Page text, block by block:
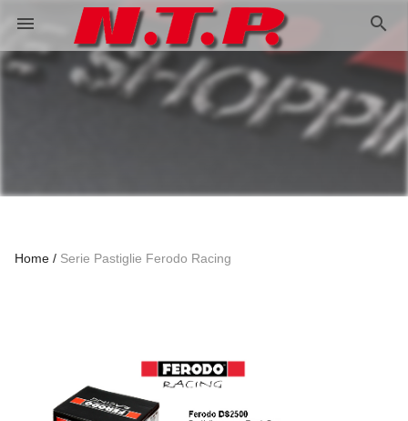
menu search
Home Serie Pastiglie Ferodo Racing